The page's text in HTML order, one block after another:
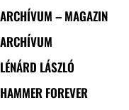
ARCHÍVUM – MAGAZIN
ARCHÍVUM
LÉNÁRD LÁSZLÓ
HAMMER FOREVER